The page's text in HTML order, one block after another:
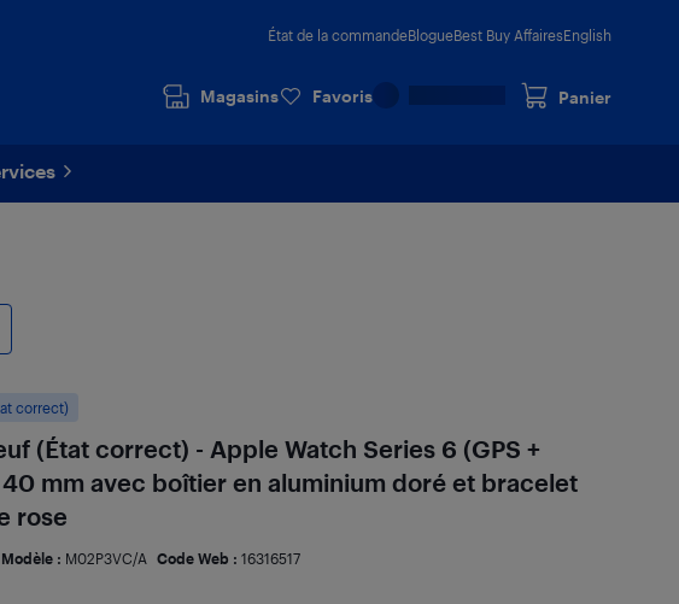
État de la commandeBlogueBest Buy AffairesEnglish
Magasins Favoris Panier
correct)
(État correct) - Apple Watch Series 6 (GPS +
mm avec boîtier en aluminium doré et bracelet
rose
Modèle : M02P3VC/A Code Web : 16316517